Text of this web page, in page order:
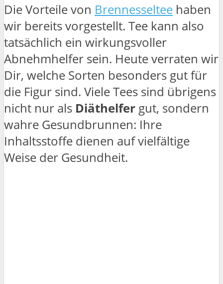
Die Vorteile von Brennesseltee haben
wir bereits vorgestellt. Tee kann also
tatsächlich ein wirkungsvoller
Abnehmhelfer sein. Heute verraten wir
Dir, welche Sorten besonders gut für
die Figur sind. Viele Tees sind übrigens
nicht nur als Diäthelfer gut, sondern
wahre Gesundbrunnen: Ihre
Inhaltsstoffe dienen auf vielfältige
Weise der Gesundheit.